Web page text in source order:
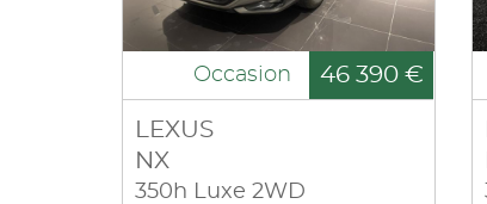
Occasion 46 390 €
LEXUS
NX
350h Luxe 2WD